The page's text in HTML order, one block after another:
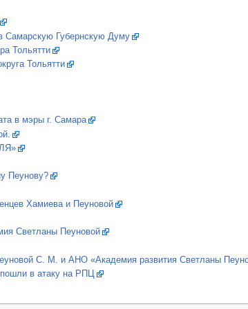
Самарскую Губернскую Думу
Тольятти
Тольятти
в мэры г. Самара
Пеунову?
Хамиева и Пеуновой
Светланы Пеуновой
С. М. и АНО «Академия развития Светланы
в атаку на РПЦ